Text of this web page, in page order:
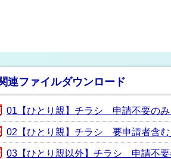
連ファイルダウンロード
01【ひとり親】チラシ 申請不要のみ
02【ひとり親】チラシ 要申請者含む
03【ひとり親以外】チラシ 申請不要